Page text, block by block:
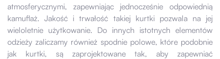
atmosferycznymi, zapewniając jednocześnie odpowiednią
kamuflaż. Jakość i trwałość takiej kurtki pozwala na jej
wieloletnie użytkowanie. Do innych istotnych elementów
odzieży zaliczamy również spodnie polowe, które podobnie
jak kurtki, są zaprojektowane tak, aby zapewniać